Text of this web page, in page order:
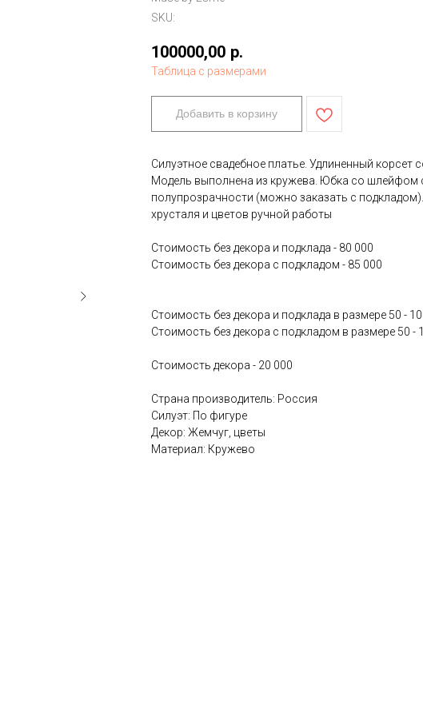
SKU:
100000,00 р.
Таблица с размерами
Добавить в корзину
Силуэтное свадебное платье. Удлиненный корсет
Модель выполнена из кружева. Юбка со шлейфом
полупрозрачности (можно заказать с
хрусталя и цветов ручной работы
Стоимость без декора и подклада - 80 000
Стоимость без декора с подкладом - 85 000
Стоимость без декора и подклада в размере 50 -
Стоимость без декора с подкладом в размере 50 -
Стоимость декора - 20 000
Страна производитель: Россия
Силуэт: По фигуре
Декор: Жемчуг, цветы
Материал: Кружево